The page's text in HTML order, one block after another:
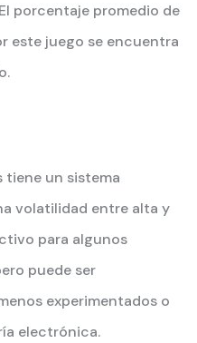
porcentaje promedio de
este juego se encuentra
tiene un sistema
volatilidad entre alta y
para algunos
puede ser
experimentados o
electrónica.